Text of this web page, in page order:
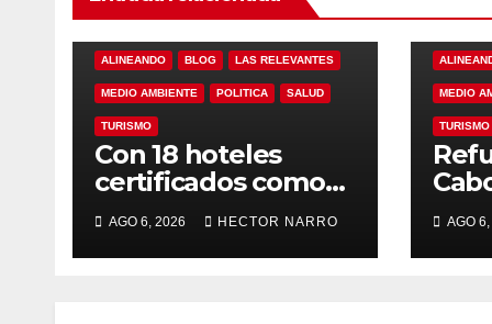
ALINEANDO BLOG LAS RELEVANTES
MEDIO AMBIENTE POLITICA SALUD
TURISMO
Con 18 hoteles
certificados como
refugios
temporales,
Gobierno de Los
AGO 6, 2026 HECTOR NARRO
MEDIO
TURISMO
de
AGO